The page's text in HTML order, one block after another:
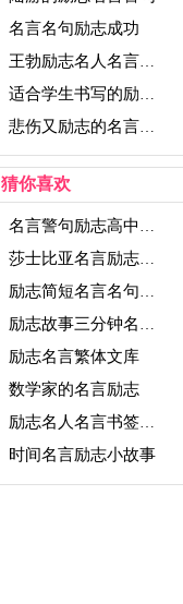
名言名句励志成功
王勃励志名人名言大全摘抄
悲伤又励志的名言警句大全
猜你喜欢
名言警句励志高中作文
莎士比亚名言励志的文案
励志简短名言名句大全
励志故事三分钟名言名句
励志名言繁体文库
数学家的名言励志
励志名人名言书签折纸
时间名言励志小故事